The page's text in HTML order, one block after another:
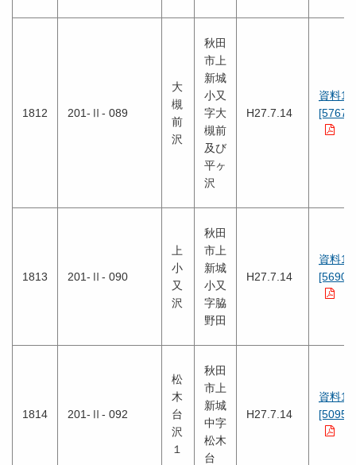
1812 201-Ⅱ- 089
大
槻
前
沢
秋田
市上
新城
小又
字大
槻前
及び
平ヶ
沢
H27.7.14
資料1
1813 201-Ⅱ- 090
上
小
又
沢
秋田
市上
新城
小又
字脇
野田
H27.7.14
資料1
1814 201-Ⅱ- 092
松
木
台
沢
１
秋田
市上
新城
中字
松木
台
H27.7.14
資料1